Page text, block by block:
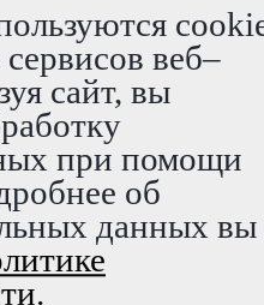
веб–
сайт, вы
при помощи
об
данных вы